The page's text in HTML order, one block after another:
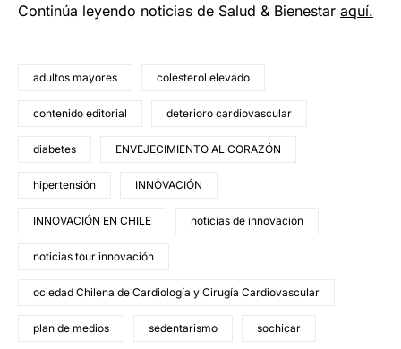
Continúa leyendo noticias de Salud & Bienestar aquí.
adultos mayores colesterol elevado
contenido editorial deterioro cardiovascular
diabetes ENVEJECIMIENTO AL CORAZÓN
hipertensión INNOVACIÓN
INNOVACIÓN EN CHILE noticias de innovación
noticias tour innovación
ociedad Chilena de Cardiología y Cirugía Cardiovascular
plan de medios sedentarismo sochicar